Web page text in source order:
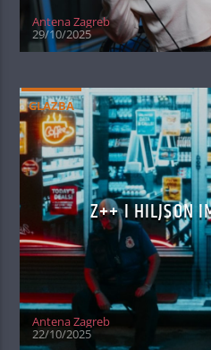
Antena Zagreb
29/10/2025
GLAZBA
Z++ I HILJSON
Antena Zagreb
22/10/2025